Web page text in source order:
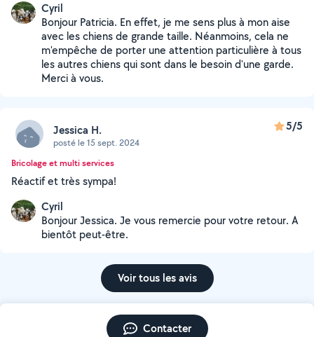
Cyril
Bonjour Patricia. En effet, je me sens plus à mon aise
avec les chiens de grande taille. Néanmoins, cela ne
m'empêche de porter une attention particulière à tous
les autres chiens qui sont dans le besoin d'une garde.
Merci à vous.
Jessica H.
posté le 15 sept. 2024
5/5
Bricolage et multi services
Réactif et très sympa!
Cyril
Bonjour Jessica. Je vous remercie pour votre retour. A
bientôt peut-être.
Voir tous les avis
Contacter